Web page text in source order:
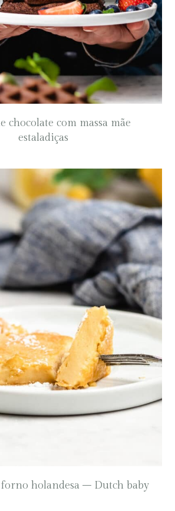
chocolate com massa mãe
estaladiças
forno holandesa – Dutch baby